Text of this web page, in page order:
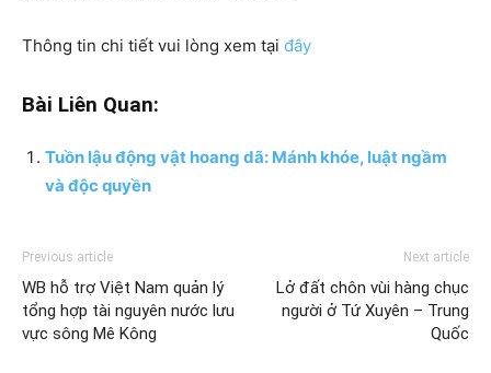
Thông tin chi tiết vui lòng xem tại đây
Bài Liên Quan:
Tuồn lậu động vật hoang dã: Mánh khóe, luật ngầm
và độc quyền
Previous article
WB hỗ trợ Việt Nam quản lý
tổng hợp tài nguyên nước lưu
vực sông Mê Kông
Next article
Lở đất chôn vùi hàng chục
người ở Tứ Xuyên – Trung
Quốc